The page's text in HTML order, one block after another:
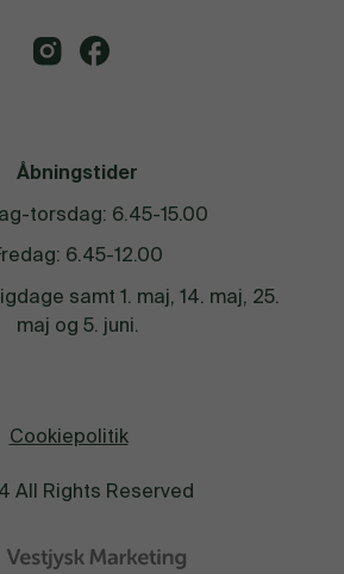
Åbningstider
torsdag: 6.45-15.00
6.45-12.00
samt 1. maj, 14. maj, 25.
maj og 5. juni.
Cookiepolitik
All Rights Reserved